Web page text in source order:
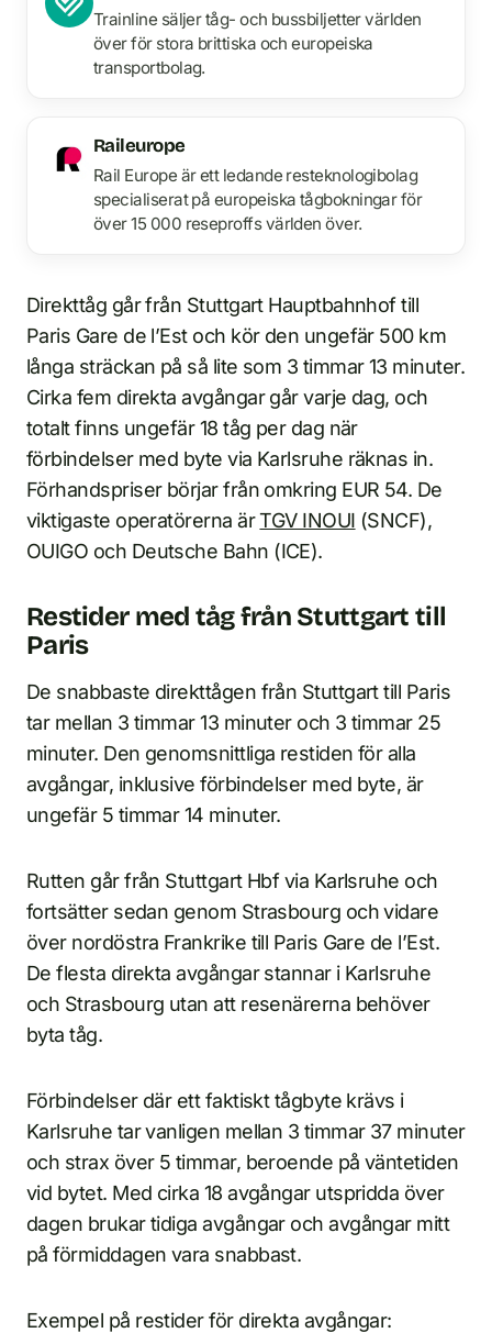
Trainline säljer tåg- och bussbiljetter världen
över för stora brittiska och europeiska
transportbolag.
Raileurope
Rail Europe är ett ledande resteknologibolag
specialiserat på europeiska tågbokningar för
över 15 000 reseproffs världen över.
Direkttåg går från Stuttgart Hauptbahnhof till
Paris Gare de l’Est och kör den ungefär 500 km
långa sträckan på så lite som 3 timmar 13 minuter.
Cirka fem direkta avgångar går varje dag, och
totalt finns ungefär 18 tåg per dag när
förbindelser med byte via Karlsruhe räknas in.
Förhandspriser börjar från omkring EUR 54. De
viktigaste operatörerna ärTGV INOUI (SNCF),
OUIGO och Deutsche Bahn (ICE).
Restider med tåg från Stuttgart till
Paris
De snabbaste direkttågen från Stuttgart till Paris
tar mellan 3 timmar 13 minuter och 3 timmar 25
minuter. Den genomsnittliga restiden för alla
avgångar, inklusive förbindelser med byte, är
ungefär 5 timmar 14 minuter.
Rutten går från Stuttgart Hbf via Karlsruhe och
fortsätter sedan genom Strasbourg och vidare
över nordöstra Frankrike till Paris Gare de l’Est.
De flesta direkta avgångar stannar i Karlsruhe
och Strasbourg utan att resenärerna behöver
byta tåg.
Förbindelser där ett faktiskt tågbyte krävs i
Karlsruhe tar vanligen mellan 3 timmar 37 minuter
och strax över 5 timmar, beroende på väntetiden
vid bytet. Med cirka 18 avgångar utspridda över
dagen brukar tidiga avgångar och avgångar mitt
på förmiddagen vara snabbast.
Exempel på restider för direkta avgångar: